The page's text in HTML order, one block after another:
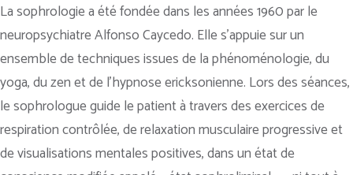
La sophrologie a été fondée dans les années 1960 par le
neuropsychiatre Alfonso Caycedo. Elle s’appuie sur un
ensemble de techniques issues de la phénoménologie, du
yoga, du zen et de l’hypnose ericksonienne. Lors des séances,
le sophrologue guide le patient à travers des exercices de
respiration contrôlée, de relaxation musculaire progressive et
de visualisations mentales positives, dans un état de